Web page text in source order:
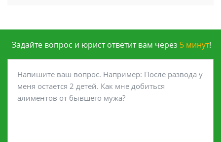
Задайте вопрос и юрист ответит вам через 5 минут!